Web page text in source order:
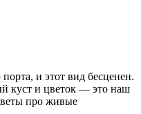
и этот вид бесценен.
куст и цветок — это наш
про живые